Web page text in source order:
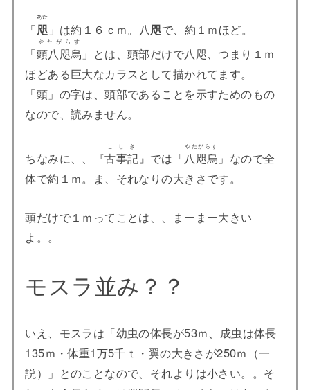
「咫
あた
」は約１６ｃｍ。八咫で、約１ｍほど。
「頭八咫烏
やたがらす
」とは、頭部だけで八咫、つまり１ｍ
ほどある巨大なカラスとして描かれてます。
「頭」の字は、頭部であることを示すためのもの
なので、読みません。
ちなみに、、『古事記
こじき
』では「八咫烏
やたがらす
」なので全
体で約１ｍ。ま、それなりの大きさです。
頭だけで１ｍってことは、、まーまー大きい
よ。。
モスラ並み？？
いえ、モスラは「幼虫の体長が53ｍ、成虫は体長
135ｍ・体重1万5千ｔ・翼の大きさが250ｍ（一
説）」とのことなので、それよりは小さい。。そ